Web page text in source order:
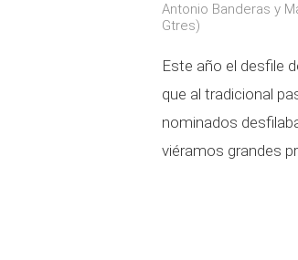
Antonio Banderas y
Gtres)
Este año el desfile
que al tradicional
nominados
viéramos grandes